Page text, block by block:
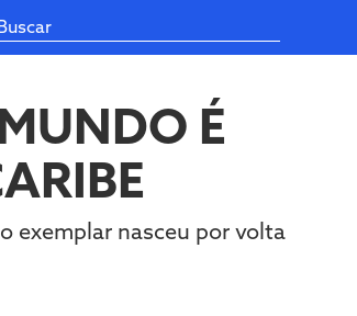
É
exemplar nasceu por volta